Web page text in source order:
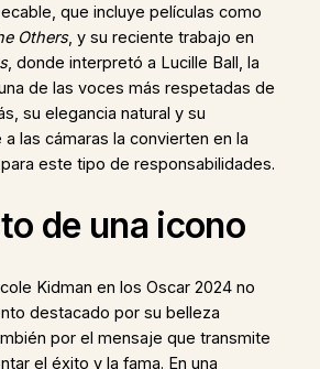
que incluye películas como
Others, y su reciente trabajo en
, donde interpretó a Lucille Ball, la
de las voces más respetadas de
su elegancia natural y su
las cámaras la convierten en la
este tipo de responsabilidades.
de una icono
Kidman en los Oscar 2024 no
destacado por su belleza
por el mensaje que transmite
el éxito y la fama. En una